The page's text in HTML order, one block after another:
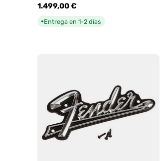
Precio
habitual
1.499,00 €
●Entrega en 1-2 días